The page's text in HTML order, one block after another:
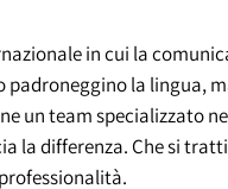
in cui la
padroneggino la lingua,
un team specializzato
la differenza. Che si